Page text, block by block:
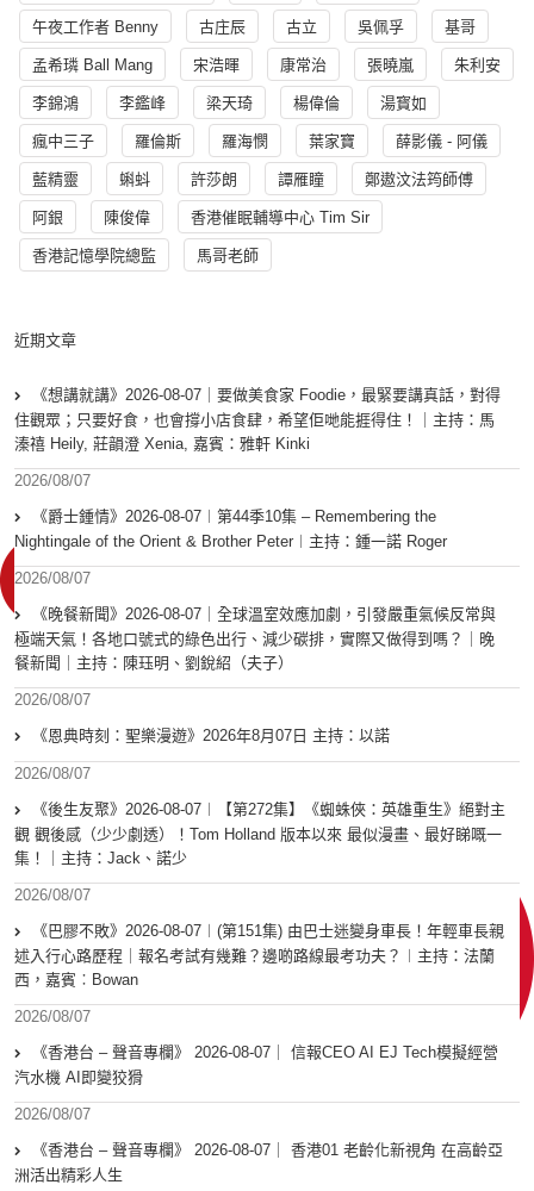
午夜工作者 Benny 古庄辰 古立 吳佩孚 基哥
孟希璘 Ball Mang 宋浩暉 康常治 張曉嵐 朱利安
李錦鴻 李鑑峰 梁天琦 楊偉倫 湯寳如
瘋中三子 羅倫斯 羅海憫 葉家寶 薛影儀 - 阿儀
藍精靈 蝌蚪 許莎朗 譚雁瞳 鄭遨汶法筠師傅
阿銀 陳俊偉 香港催眠輔導中心 Tim Sir
香港記憶學院總監 馬哥老師
近期文章
《想講就講》2026-08-07｜要做美食家 Foodie，最緊要講真話，對得
住觀眾；只要好食，也會撐小店食肆，希望佢哋能捱得住！｜主持：馬
溱禧 Heily, 莊韻澄 Xenia, 嘉賓：雅軒 Kinki
2026/08/07
《爵士鍾情》2026-08-07︱第44季10集 – Remembering the
Nightingale of the Orient & Brother Peter︱主持：鍾一諾 Roger
2026/08/07
《晚餐新聞》2026-08-07｜全球溫室效應加劇，引發嚴重氣候反常與
極端天氣！各地口號式的綠色出行、減少碳排，實際又做得到嗎？｜晚
餐新聞｜主持：陳珏明、劉銳紹（夫子）
2026/08/07
《恩典時刻：聖樂漫遊》2026年8月07日 主持：以諾
2026/08/07
《後生友聚》2026-08-07︱【第272集】《蜘蛛俠：英雄重生》絕對主
觀 觀後感（少少劇透）！Tom Holland 版本以來 最似漫畫、最好睇嘅一
集！｜主持：Jack、諾少
2026/08/07
《巴膠不敗》2026-08-07︱(第151集) 由巴士迷變身車長！年輕車長親
述入行心路歷程｜報名考試有幾難？邊啲路線最考功夫？︱主持：法蘭
西，嘉賓︰Bowan
2026/08/07
《香港台 – 聲音專欄》 2026-08-07｜ 信報CEO AI EJ Tech模擬經營
汽水機 AI即變狡猾
2026/08/07
《香港台 – 聲音專欄》 2026-08-07｜ 香港01 老齡化新視角 在高齡亞
洲活出精彩人生